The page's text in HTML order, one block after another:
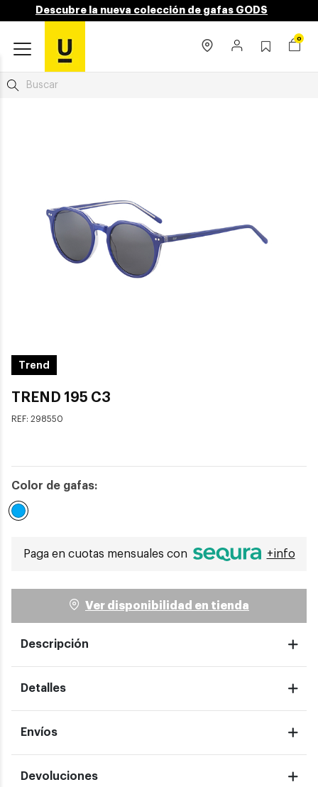
Descubre la nueva colección de gafas GODS
0
Trend
TREND 195 C3
REF: 298550
Color de gafas:
Paga en cuotas mensuales con +info
Ver disponibilidad en tienda
Descripción
Detalles
Envíos
Devoluciones